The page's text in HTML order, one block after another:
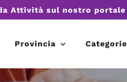
Attività sul nostro portale
Provincia Categorie